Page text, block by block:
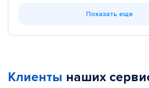
Показать еще
Клиенты наших